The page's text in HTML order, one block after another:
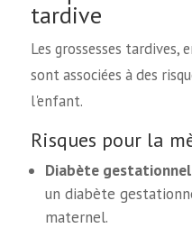
tardive
Les grossesses tardives,
sont associées à des
l'enfant.
Risques pour la
Diabète
un diabète
maternel.